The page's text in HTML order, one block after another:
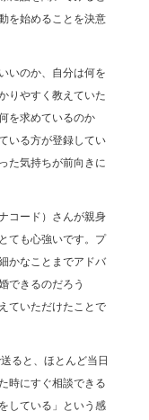
を始めることを決意
いのか、自分は何を
りやすく教えていた
を求めているのか
いる方が登録してい
た気持ちが前向きに
コード）さんが親身
ても心強いです。プ
かなことまでアドバ
できるのだろう
ていただけたことで
ると、ほとんど当日
時にすぐ相談できる
している」という感